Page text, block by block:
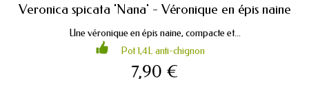
Veronica spicata 'Nana' - Véronique en épis naine
Une véronique en épis naine, compacte et...
Pot 1,4L anti-chignon
7,90 €